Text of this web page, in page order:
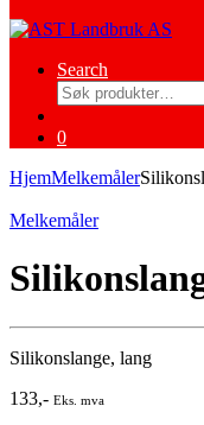
Search
Søk
etter:
0
HjemMelkemåler
Melkemåler
Silikonslange, lang
133,- Eks. mva